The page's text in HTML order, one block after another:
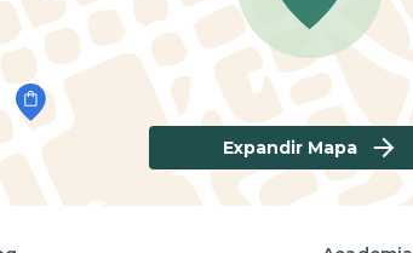
Expandir Mapa